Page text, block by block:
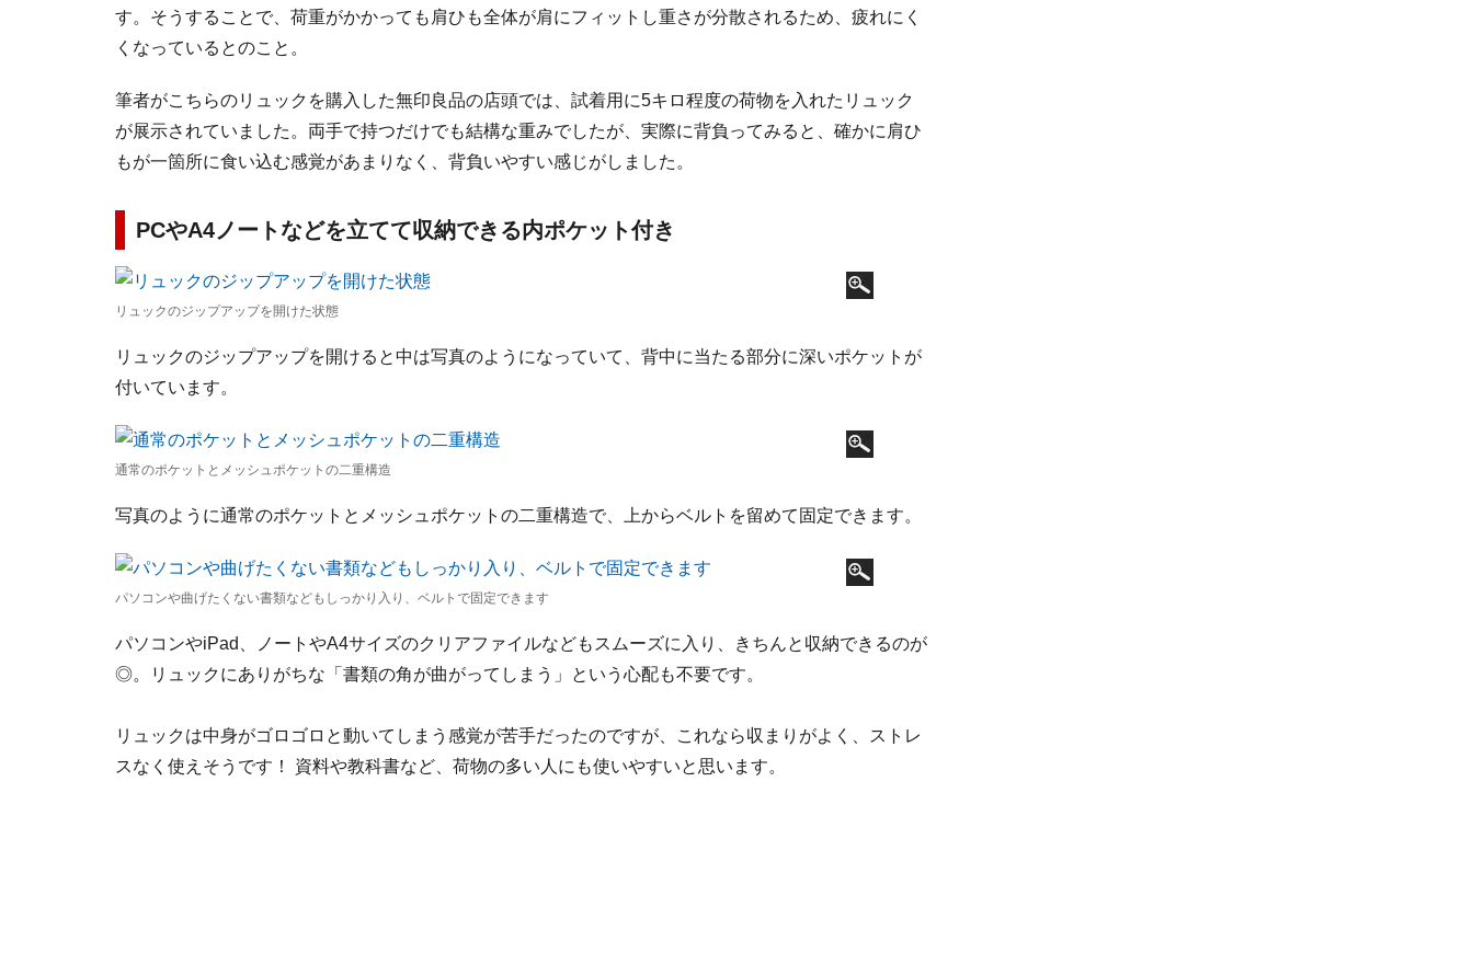
す。そうすることで、荷重がかかっても肩ひも全体が肩にフィットし重さが分散されるため、疲れにく
くなっているとのこと。
筆者がこちらのリュックを購入した無印良品の店頭では、試着用に5キロ程度の荷物を入れたリュック
が展示されていました。両手で持つだけでも結構な重みでしたが、実際に背負ってみると、確かに肩ひ
もが一箇所に食い込む感覚があまりなく、背負いやすい感じがしました。
PCやA4ノートなどを立てて収納できる内ポケット付き
リュックのジップアップを開けた状態
リュックのジップアップを開けると中は写真のようになっていて、背中に当たる部分に深いポケットが
付いています。
通常のポケットとメッシュポケットの二重構造
写真のように通常のポケットとメッシュポケットの二重構造で、上からベルトを留めて固定できます。
パソコンや曲げたくない書類などもしっかり入り、ベルトで固定できます
パソコンやiPad、ノートやA4サイズのクリアファイルなどもスムーズに入り、きちんと収納できるのが
◎。リュックにありがちな「書類の角が曲がってしまう」という心配も不要です。
リュックは中身がゴロゴロと動いてしまう感覚が苦手だったのですが、これなら収まりがよく、ストレ
スなく使えそうです！ 資料や教科書など、荷物の多い人にも使いやすいと思います。